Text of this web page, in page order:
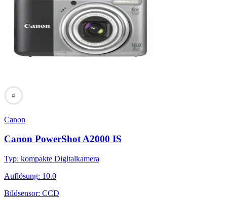
73
Canon
Canon PowerShot A2000 IS
Typ: kompakte Digitalkamera
Auflösung: 10.0
Bildsensor: CCD